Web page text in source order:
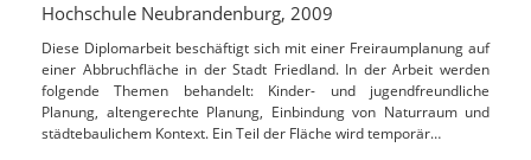
Hochschule Neubrandenburg, 2009
Diese Diplomarbeit beschäftigt sich mit einer Freiraumplanung auf
einer Abbruchfläche in der Stadt Friedland. In der Arbeit werden
folgende Themen behandelt: Kinder- und jugendfreundliche
Planung, altengerechte Planung, Einbindung von Naturraum und
städtebaulichem Kontext. Ein Teil der Fläche wird temporär…